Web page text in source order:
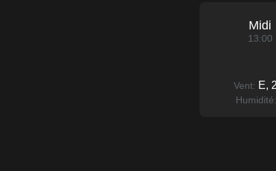
Midi
13:00
Vent: E,
Humidité: